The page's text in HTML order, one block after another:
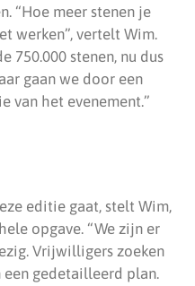
“Hoe meer stenen je
werken”, vertelt Wim.
750.000 stenen, nu dus
gaan we door een
van het evenement.”
editie gaat, stelt Wim,
opgave. “We zijn er
Vrijwilligers zoeken
een gedetailleerd plan.